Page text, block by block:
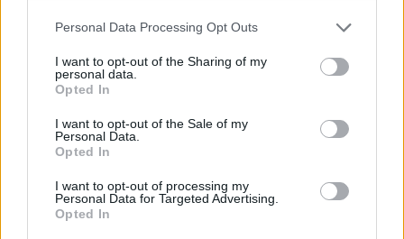
negar su consentimiento. Tenga en cuenta que algún
de su consentimiento, pero usted tiene el derecho de
rechazar tal procesamiento. Sus preferencias se aplicarán
cualquier momento entrando de nuevo en este sitio web o
visitando nuestra política de privacidad.
Personal Data Processing Opt Outs
I want to opt-out of the Sharing of my
personal data.
Opted In
I want to opt-out of the Sale of my
Personal Data.
Opted In
I want to opt-out of processing my
Personal Data for Targeted Advertising.
Opted In